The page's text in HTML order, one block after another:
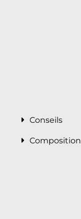
Conseils
Composition